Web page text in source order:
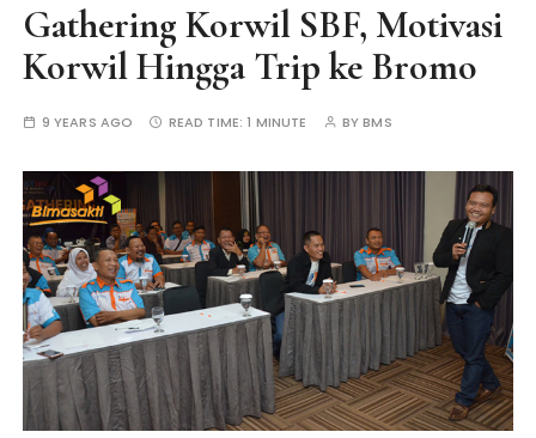
Gathering Korwil SBF, Motivasi
Korwil Hingga Trip ke Bromo
9 YEARS AGO READ TIME:1 MINUTE BYBMS